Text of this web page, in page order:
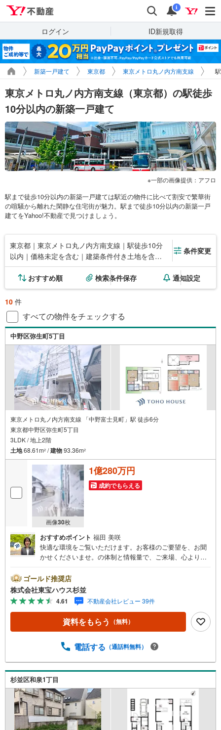
検索 通知
i
ログイン ID新規取得
新築一戸建て 東京都 東京メトロ丸ノ内方南支線
東京メトロ丸ノ内方南支線（東京都）の駅徒歩
10分以内の新築一戸建て
一部の画像提供：アフロ
駅まで徒歩10分以内の新築一戸建ては駅近の物件に比べて割安で繁華街
の喧騒から離れた閑静な住宅街が魅力。駅まで徒歩10分以内の新築一戸
建てをYahoo!不動産で見つけましょう。
東京都｜東京メトロ丸ノ内方南支線｜駅徒歩10分
以内｜価格未定を含む｜建築条件付き土地を含む
｜間取り未定を含む
条件変更
おすすめ順 検索条件保存 通知設定
10 件
すべての物件をチェックする
中野区弥生町5丁目
東京メトロ丸ノ内方南支線 「中野富士見町」駅 徒歩6分
東京都中野区弥生町5丁目
3LDK / 地上2階
土地68.61m2 /建物93.36m2
画像30枚
1億280万円
成約でもらえる
おすすめポイント 福田 美咲
快適な環境をご覧いただけます。お客様のご要望を、お聞
かせくださいませ。の体制と情報量で、ご来場、心よりお
「未来カレンダー」のご提案。・ 未来に起こるであろうご
自宅リフォームをオンライン上でご提案「ミラカレクラ
ブ」。・ 不動産売却時、ご自宅を綺麗にかつ瀟洒にさせる
CG加工ホームステイジングサービス。・ 購入者様へ、税
理士による確定申告の無料セミナーをご招待いたします。
◆ご予約に際して◆日時のご希望をお伝えください。（も
（居住中物件）の手配が必要な場合がございますのでご容
案内が可能となりますのでお手数ですがご一報ください。
◆物件のご案内は◆弊社へのご来社、お客様宅へのお迎
え・最寄駅での待ち合わせ、物件周辺のコンビニ等でお待
ち合わせなど、ご希望をお伝えください。ご希望条件をお
伝え頂けましたら、ご見学希望物件以外の資料も用意して
参ります。もちろん他の物件も併せてご案内させていただ
きます。
ゴールド推奨店
株式会社東宝ハウス杉並
4.61 不動産会社レビュー 39件
資料をもらう （無料）
電話する （通話料無料）
杉並区和泉1丁目